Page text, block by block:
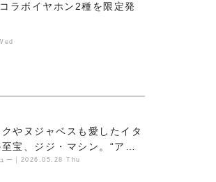
ラボイヤホン2種を限定発
クやヌジャベスも愛したイタ
宝、ジジ・マシン。“アン
の巨匠”が明かす創作の原
ー 2026.05.28 Thu